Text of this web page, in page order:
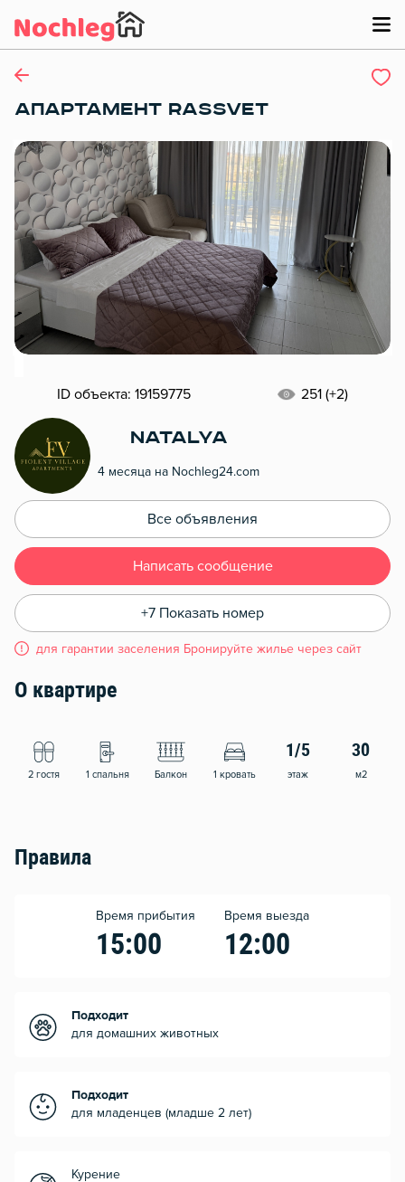
АПАРТАМЕНТ RASSVET
ID объекта: 19159775 251 (+2)
Natalya
4 месяца на Nochleg24.com
Все объявления
Написать сообщение
+7 Показать номер
для гарантии заселения Бронируйте жилье через сайт
О квартире
2 гостя 1 спальня Балкон 1 кровать
1/5
этаж
30
м2
Правила
Время прибытия
15:00
Время выезда
12:00
Подходит
для домашних животных
Подходит
для младенцев (младше 2 лет)
Курение